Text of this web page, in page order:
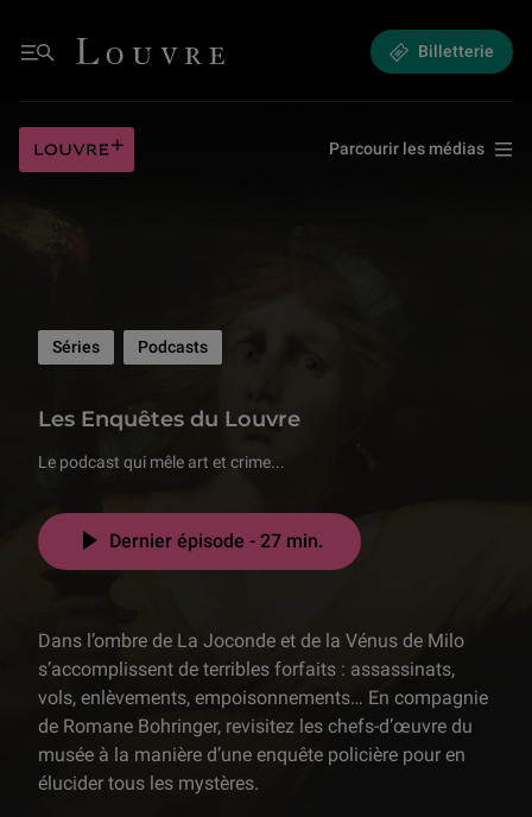
Menu
Louvre - Retour à l'accueil Billetterie
Parcourir les médias
Les Enquêtes du LouvreLes Enquêtes du
Séries Podcasts
Le podcast qui mêle art et crime...
Dernier épisode - 27 min.
Dans l’ombre de La Joconde et de la Vénus de Milo
s’accomplissent de terribles forfaits : assassinats,
vols, enlèvements, empoisonnements… En compagnie
de Romane Bohringer, revisitez les chefs-d’œuvre du
musée à la manière d’une enquête policière pour en
élucider tous les mystères.